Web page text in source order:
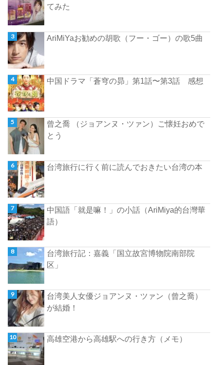
てみた
AriMiYaお勧めの胡歌（フー・ゴー）の歌5曲
中国ドラマ「蒼穹の昴」第1話〜第3話 感想
曾之喬 （ジョアンヌ・ツァン）ご懐妊おめで
とう
台湾旅行に行く前に読んでおきたい台湾の本
中国語「就是嘛！」の小話（AriMiya的台灣華
語）
台湾旅行記：嘉義「国立故宮博物院南部院
区」
台湾美人女優ジョアンヌ・ツァン（曾之喬）
が結婚！
高雄空港から高雄駅への行き方（メモ）